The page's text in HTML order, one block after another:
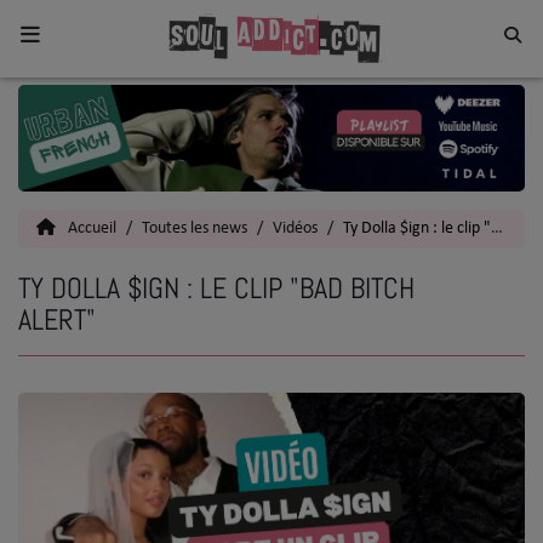
Home
Toutes les News
Actu
Accueil Toutes les news Vidéos Ty Dolla $ign : le clip "Bad Bitch Alert"
TY DOLLA $IGN : LE CLIP "BAD BITCH
ALERT"